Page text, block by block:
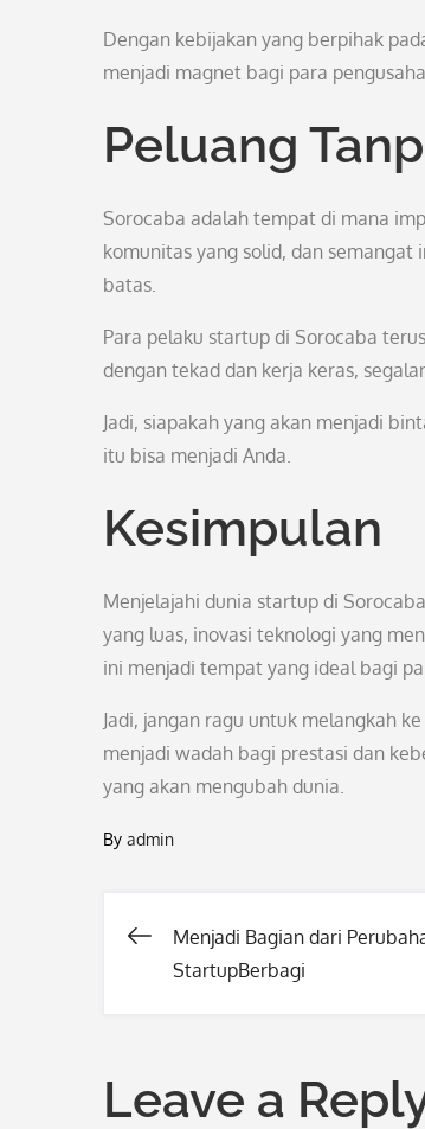
Dengan kebijakan yang berpihak
menjadi magnet bagi para
Peluang
Sorocaba adalah tempat di mana
komunitas yang solid, dan
batas.
Para pelaku startup di Sorocaba
dengan tekad dan kerja keras,
Jadi, siapakah yang akan menjadi
itu bisa menjadi Anda.
Kesimpulan
Menjelajahi dunia startup di
yang luas, inovasi teknologi yang
ini menjadi tempat yang ideal bagi
Jadi, jangan ragu untuk melangkah
menjadi wadah bagi prestasi dan
yang akan mengubah dunia.
By admin
Post
Menjadi Bagian dari
StartupBerbagi
Leave a